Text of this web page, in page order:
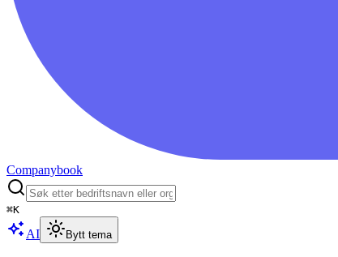
Companybook
⌘K
AI Bytt tema